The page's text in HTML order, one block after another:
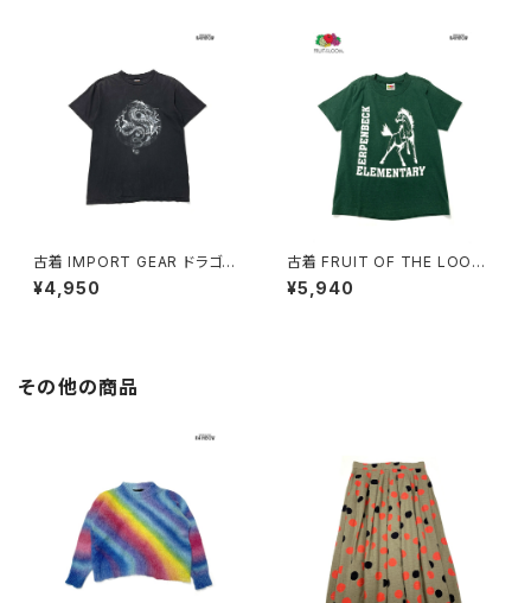
古着 IMPORT GEAR ドラゴン
プリント コットン100％ 半袖 Ｔ
シャツ 黒 (ttu2606049)
¥4,950
古着 FRUIT OF THE LOOM
フルーツオブザルーム 馬 プリン
ト コットン 半袖 Ｔシャツ ダーク
¥5,940
その他の商品